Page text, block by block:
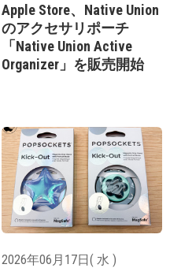
Apple Store、Native Union
のアクセサリポーチ
「Native Union Active
Organizer」を販売開始
2026年06月17日( 水 )